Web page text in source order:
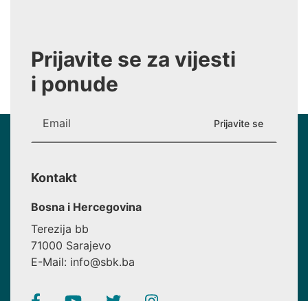
Prijavite se za vijesti
i ponude
Kontakt
Bosna i Hercegovina
Terezija bb
71000 Sarajevo
E-Mail: info@sbk.ba